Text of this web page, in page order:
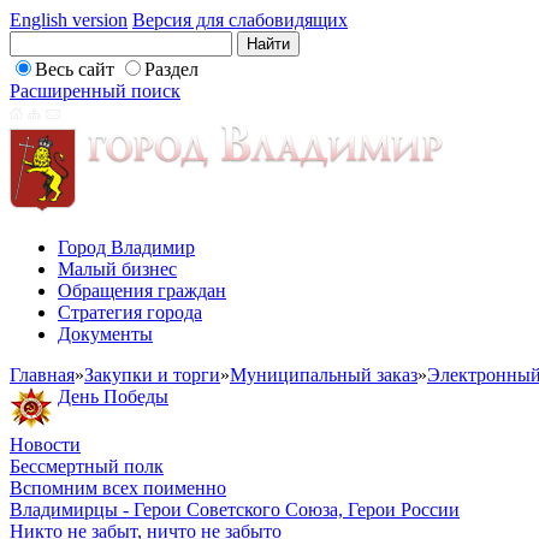
English version Версия для слабовидящих
Весь сайт
Раздел
Расширенный поиск
Город Владимир
Малый бизнес
Обращения граждан
Стратегия города
Документы
Главная»Закупки и торги»Муниципальный заказ»
День Победы
Новости
Бессмертный полк
Вспомним всех поименно
Владимирцы - Герои Советского Союза, Герои России
Никто не забыт, ничто не забыто